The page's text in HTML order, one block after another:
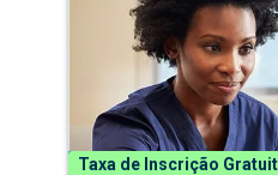
Taxa de Inscrição